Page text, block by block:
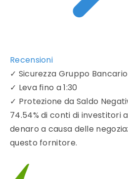
Recensioni
✓ Sicurezza Gruppo
✓ Leva fino a 1:30
✓ Protezione da Saldo
74.54% di conti di investitori
denaro a causa delle
questo fornitore.